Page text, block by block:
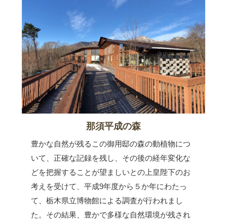
那須平成の森
豊かな自然が残るこの御用邸の森の動植物につ
いて、正確な記録を残し、その後の経年変化な
どを把握することが望ましいとの上皇陛下のお
考えを受けて、平成9年度から５か年にわたっ
て、栃木県立博物館による調査が行われまし
た。その結果、豊かで多様な自然環境が残され